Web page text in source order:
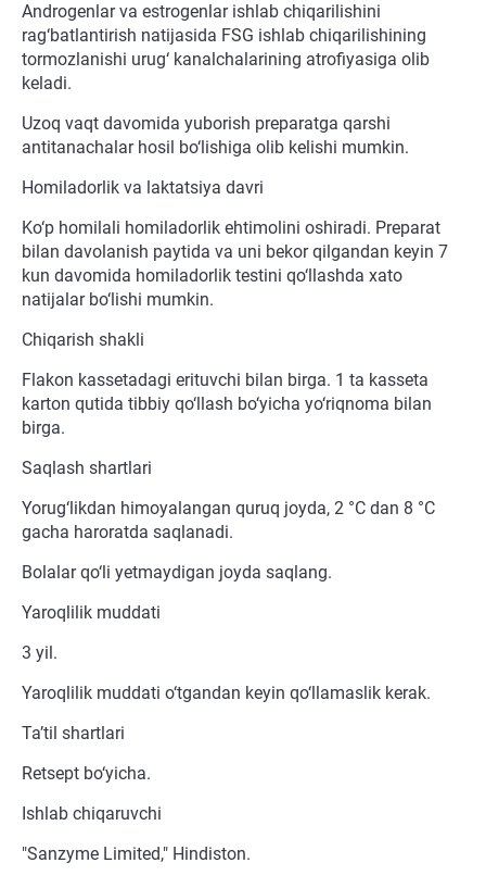
Androgenlar va estrogenlar ishlab chiqarilishini
rag‘batlantirish natijasida FSG ishlab chiqarilishining
tormozlanishi urug‘ kanalchalarining atrofiyasiga olib
keladi.
Uzoq vaqt davomida yuborish preparatga qarshi
antitanachalar hosil bo‘lishiga olib kelishi mumkin.
Homiladorlik va laktatsiya davri
Ko‘p homilali homiladorlik ehtimolini oshiradi. Preparat
bilan davolanish paytida va uni bekor qilgandan keyin 7
kun davomida homiladorlik testini qo‘llashda xato
natijalar bo‘lishi mumkin.
Chiqarish shakli
Flakon kassetadagi erituvchi bilan birga. 1 ta kasseta
karton qutida tibbiy qo‘llash bo‘yicha yo‘riqnoma bilan
birga.
Saqlash shartlari
Yorug‘likdan himoyalangan quruq joyda, 2 °C dan 8 °C
gacha haroratda saqlanadi.
Bolalar qo‘li yetmaydigan joyda saqlang.
Yaroqlilik muddati
3 yil.
Yaroqlilik muddati o‘tgandan keyin qo‘llamaslik kerak.
Ta’til shartlari
Retsept bo‘yicha.
Ishlab chiqaruvchi
"Sanzyme Limited," Hindiston.